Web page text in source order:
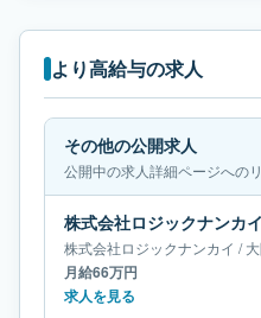
より高給与の求人
その他の公開求人
公開中の求人詳細ページへの
株式会社ロジックナンカイ /
月給66万円
求人を見る